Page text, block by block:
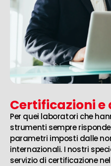
Certificazioni e
Per quei laboratori che
strumenti sempre
parametri imposti dalle
internazionali. I nostri
servizio di certificazione